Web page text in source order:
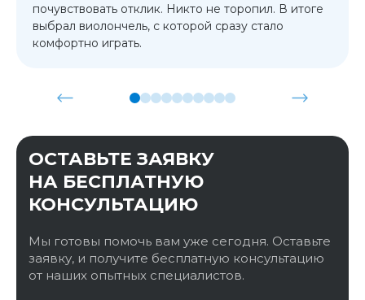
почувствовать отклик. Никто не торопил. В итоге
выбрал виолончель, с которой сразу стало
комфортно играть.
ОСТАВЬТЕ ЗАЯВКУ
НА БЕСПЛАТНУЮ
КОНСУЛЬТАЦИЮ
Мы готовы помочь вам уже сегодня. Оставьте
заявку, и получите бесплатную консультацию
от наших опытных специалистов.